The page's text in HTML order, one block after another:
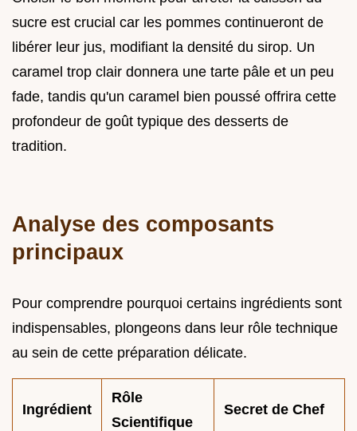
sucre est crucial car les pommes continueront de
libérer leur jus, modifiant la densité du sirop. Un
caramel trop clair donnera une tarte pâle et un peu
fade, tandis qu'un caramel bien poussé offrira cette
profondeur de goût typique des desserts de
tradition.
Analyse des composants
principaux
Pour comprendre pourquoi certains ingrédients sont
indispensables, plongeons dans leur rôle technique
au sein de cette préparation délicate.
Ingrédient
Rôle
Scientifique
Secret de Chef